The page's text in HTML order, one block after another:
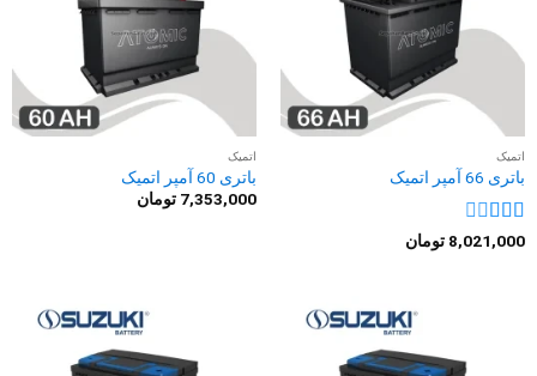
اتمیک
باتری 66 آمپر اتمیک
نمره
8,021,000 تومان
اتمیک
باتری 60 آمپر اتمیک
7,353,000 تومان